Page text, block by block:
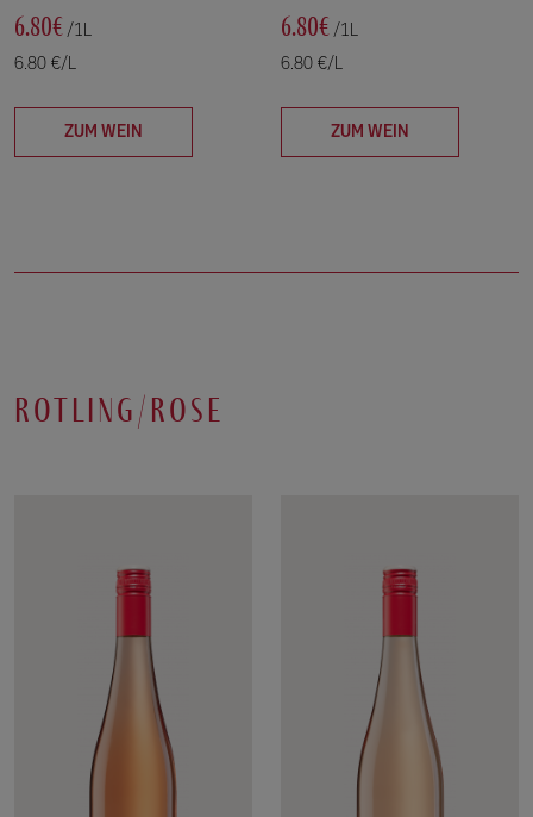
6.80€ /1L
6.80 €/L
ZUM WEIN
6.80€ /1L
6.80 €/L
ZUM WEIN
rotling/rose